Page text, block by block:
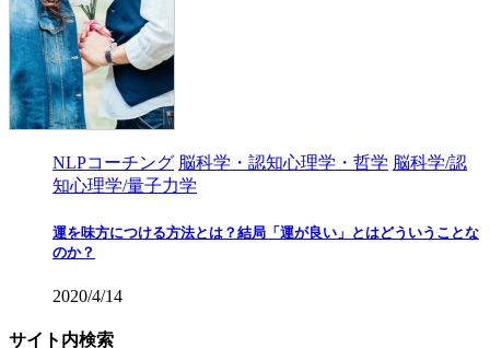
NLPコーチング 脳科学・認知心理学・哲学 脳科学/認
知心理学/量子力学
運を味方につける方法とは？結局「運が良い」とはどういうことな
のか？
2020/4/14
サイト内検索